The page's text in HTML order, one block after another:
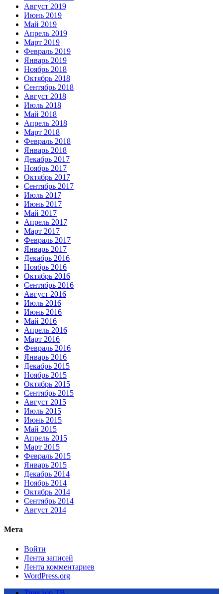
Август 2019
Июнь 2019
Май 2019
Апрель 2019
Март 2019
Февраль 2019
Январь 2019
Ноябрь 2018
Октябрь 2018
Сентябрь 2018
Август 2018
Июль 2018
Май 2018
Апрель 2018
Март 2018
Февраль 2018
Январь 2018
Декабрь 2017
Ноябрь 2017
Октябрь 2017
Сентябрь 2017
Июль 2017
Июнь 2017
Май 2017
Апрель 2017
Март 2017
Февраль 2017
Январь 2017
Декабрь 2016
Ноябрь 2016
Октябрь 2016
Сентябрь 2016
Август 2016
Июль 2016
Июнь 2016
Май 2016
Апрель 2016
Март 2016
Февраль 2016
Январь 2016
Декабрь 2015
Ноябрь 2015
Октябрь 2015
Сентябрь 2015
Август 2015
Июль 2015
Июнь 2015
Май 2015
Апрель 2015
Март 2015
Февраль 2015
Январь 2015
Декабрь 2014
Ноябрь 2014
Октябрь 2014
Сентябрь 2014
Август 2014
Мета
Войти
Лента записей
Лента комментариев
WordPress.org